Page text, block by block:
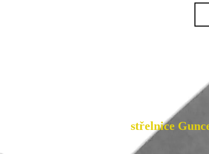
střelnice